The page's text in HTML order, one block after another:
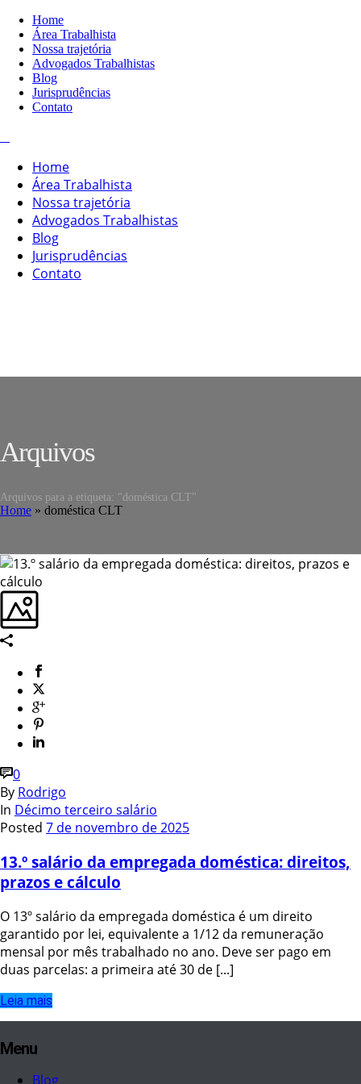
Home
Área Trabalhista
Nossa trajetória
Advogados Trabalhistas
Blog
Jurisprudências
Contato
Home
Área Trabalhista
Nossa trajetória
Advogados Trabalhistas
Blog
Jurisprudências
Contato
Arquivos
Arquivos para a etiqueta: "doméstica CLT"
Home » doméstica CLT
0
By Rodrigo
In Décimo terceiro salário
Posted 7 de novembro de 2025
13.º salário da empregada doméstica: direitos,
prazos e cálculo
O 13º salário da empregada doméstica é um direito
garantido por lei, equivalente a 1/12 da remuneração
mensal por mês trabalhado no ano. Deve ser pago em
duas parcelas: a primeira até 30 de [...]
Leia mais
Menu
Blog